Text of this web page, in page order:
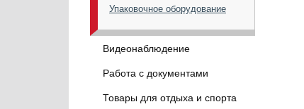
Упаковочное оборудование
Видеонаблюдение
Работа с документами
Товары для отдыха и спорта